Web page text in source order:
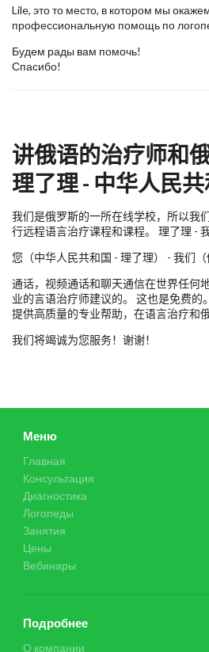
Lile, это то место, в котором мы
профессиональную помощь по
Будем рады вам помочь!
Спасибо!
讲俄语的治疗师和
理了理 - 中华人民共
我们是俄罗斯的一所在线学校，所以我
行远程语言治疗课程和课程。 理了理 -
您（中华人民共和国 - 理了理） - 我们
通话，视频通话和聊天通信在世界任何
业的言语治疗师建议的。 这也是免费的
提供高质量的专业帮助，在语言治疗和
我们将竭诚为您服务！谢谢！
Меню
Главная
Консультация
Диагностика
Логопеды
Занятия
Цены
Вебинары
Подробнее
О компании